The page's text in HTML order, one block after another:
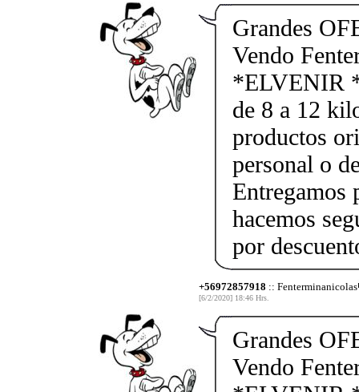
Grandes
Vendo
*ELVENIR
de 8 a 12
productos
personal o
Entregamos
hacemos
por
+56972857918 :: Fenterminanicolas
[6/2/2020] 18:46 Hrs.
Grandes
Vendo